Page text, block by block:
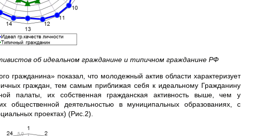
об идеальном гражданине и типичном гражданине РФ
гражданина» показал, что молодежный актив области характеризует
граждан, тем самым приближая себя к идеальному Гражданину
палаты, их собственная гражданская активность выше, чем у
общественной деятельностью в муниципальных образованиях, с
проектах) (Рис.2).